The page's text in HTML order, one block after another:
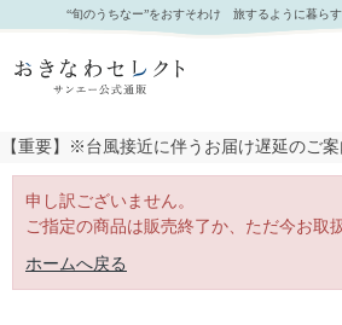
｜おきなわセレクト サンエー公式通販
“旬のうちなー”をおすそわけ 旅するように暮ら
【重要】※台風接近に伴うお届け遅延のご
申し訳ございません。
ご指定の商品は販売終了か、ただ今お取
ホームへ戻る